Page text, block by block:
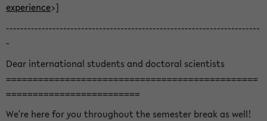
experience>]
-----------------------------------------------------------------------
-
Dear international students and doctoral scientists
===============================================
=========================
We're here for you throughout the semester break as well!